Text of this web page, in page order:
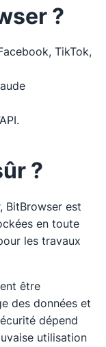
?
TikTok,
?
BitBrowser est
en toute
les travaux
être
des données et
dépend
utilisation